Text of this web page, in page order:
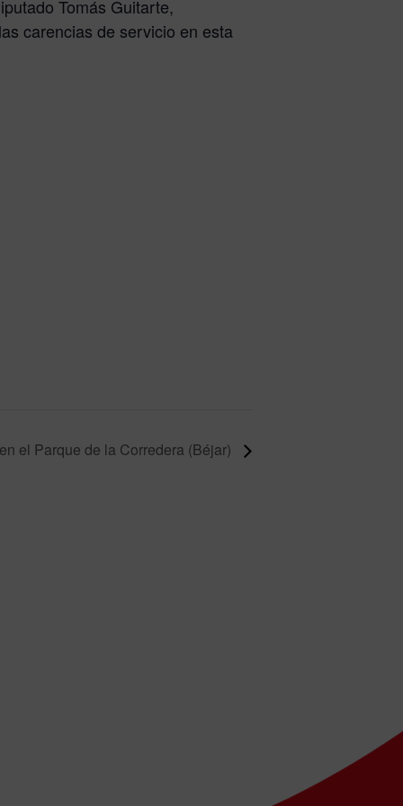
Tomás Guitarte,
carencias de servicio en esta
el Parque de la Corredera (Béjar)